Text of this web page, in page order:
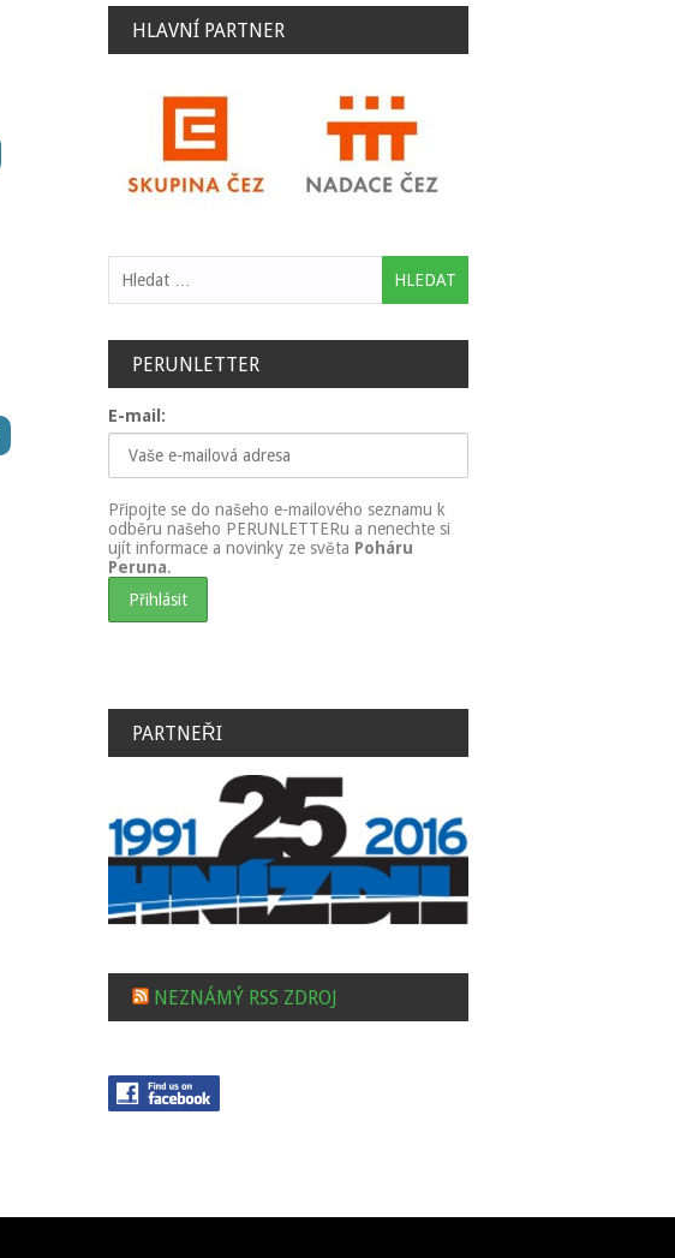
HLAVNÍ PARTNER
Vyhledávání
PERUNLETTER
E-mail:
Připojte se do našeho e-mailového seznamu k
odběru našeho PERUNLETTERu a nenechte si
ujít informace a novinky ze světa Poháru
Peruna.
PARTNEŘI
NEZNÁMÝ RSS ZDROJ